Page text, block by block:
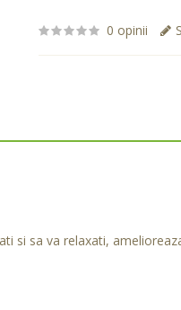
0 opinii
si sa va relaxati,